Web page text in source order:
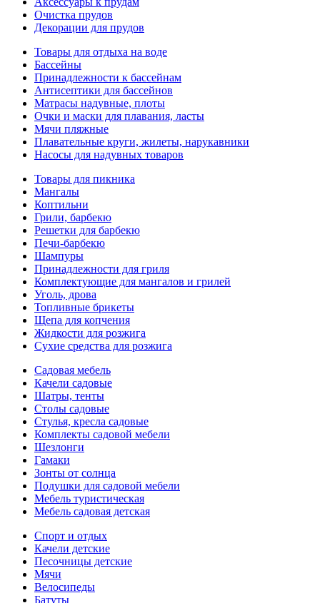
Очистка прудов
Декорации для прудов
Товары для отдыха на воде
Бассейны
Принадлежности к бассейнам
Антисептики для бассейнов
Матраcы надувные, плоты
Очки и маски для плавания, ласты
Мячи пляжные
Плавательные круги, жилеты, нарукавники
Насосы для надувных товаров
Товары для пикника
Мангалы
Коптильни
Грили, барбекю
Решетки для барбекю
Печи-барбекю
Шампуры
Принадлежности для гриля
Комплектующие для мангалов и грилей
Уголь, дрова
Топливные брикеты
Щепа для копчения
Жидкости для розжига
Сухие средства для розжига
Садовая мебель
Качели садовые
Шатры, тенты
Столы садовые
Стулья, кресла садовые
Комплекты садовой мебели
Шезлонги
Гамаки
Зонты от солнца
Подушки для садовой мебели
Мебель туристическая
Мебель садовая детская
Спорт и отдых
Качели детские
Песочницы детские
Мячи
Велосипеды
Батуты